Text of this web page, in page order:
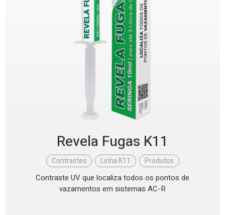
Revela Fugas K11
Contrastes , Linha K11 , Produtos
Contraste UV que localiza todos os pontos de
vazamentos em sistemas AC-R